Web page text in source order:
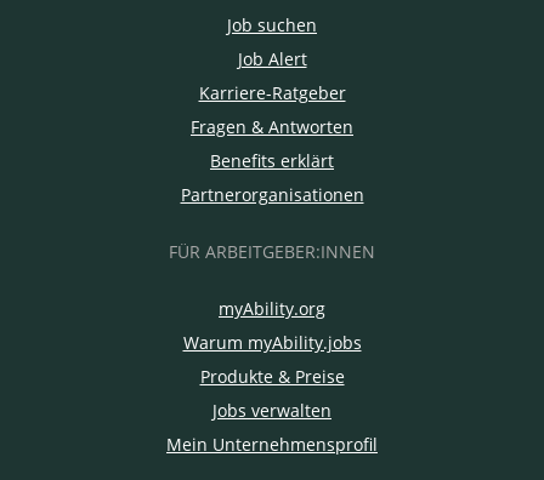
Job suchen
Job Alert
Karriere-Ratgeber
Fragen & Antworten
Benefits erklärt
Partnerorganisationen
FÜR ARBEITGEBER:INNEN
myAbility.org
Warum myAbility.jobs
Produkte & Preise
Jobs verwalten
Mein Unternehmensprofil